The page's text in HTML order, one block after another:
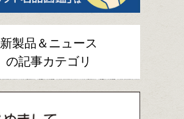
新製品＆ニュース
の記事カテゴリ